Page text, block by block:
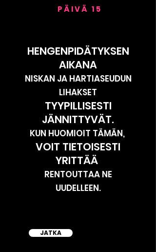
PÄIVÄ 15
HENGENPIDÄTYKSEN
AIKANA
NISKAN JA HARTIASEUDUN
LIHAKSET
TYYPILLISESTI
JÄNNITTYVÄT.
KUN HUOMIOIT TÄMÄN,
VOIT TIETOISESTI
YRITTÄÄ
RENTOUTTAA NE
UUDELLEEN.
JATKA